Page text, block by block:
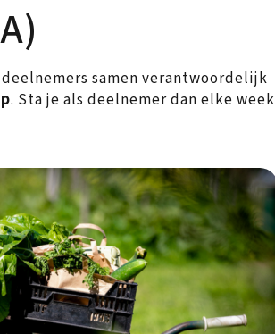
samen verantwoordelijk
. Sta je als deelnemer dan elke week